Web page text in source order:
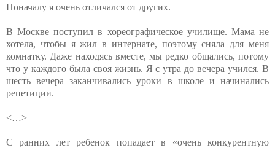
Поначалу я очень отличался от других.
В Москве поступил в хореографическое училище. Мама не
хотела, чтобы я жил в интернате, поэтому сняла для меня
комнатку. Даже находясь вместе, мы редко общались, потому
что у каждого была своя жизнь. Я с утра до вечера учился. В
шесть вечера заканчивались уроки в школе и начинались
репетиции.
<…>
С ранних лет ребенок попадает в «очень конкурентную